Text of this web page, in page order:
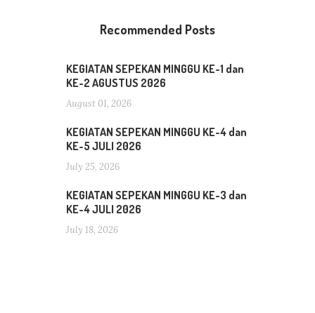
Recommended Posts
KEGIATAN SEPEKAN MINGGU KE-1 dan
KE-2 AGUSTUS 2026
August 01, 2026
KEGIATAN SEPEKAN MINGGU KE-4 dan
KE-5 JULI 2026
July 25, 2026
KEGIATAN SEPEKAN MINGGU KE-3 dan
KE-4 JULI 2026
July 18, 2026